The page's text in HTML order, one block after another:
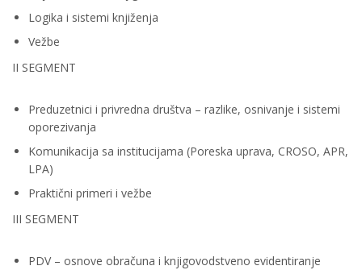
Logika i sistemi knjiženja
Vežbe
II SEGMENT
Preduzetnici i privredna društva – razlike, osnivanje i sistemi
oporezivanja
Komunikacija sa institucijama (Poreska uprava, CROSO, APR,
LPA)
Praktični primeri i vežbe
III SEGMENT
PDV – osnove obračuna i knjigovodstveno evidentiranje